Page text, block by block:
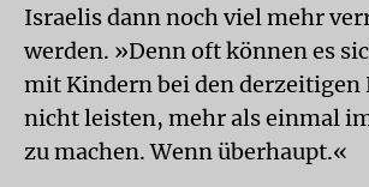
Israelis dann noch viel mehr
werden. »Denn oft können es
mit Kindern bei den derzeitigen
nicht leisten, mehr als einmal
zu machen. Wenn überhaupt.«